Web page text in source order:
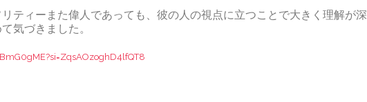
ティーまた偉人であっても、彼の人の視点に立つことで大きく理解が深
気づきました。